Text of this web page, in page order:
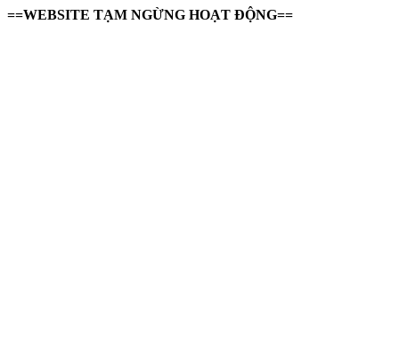
==WEBSITE TẠM NGỪNG HOẠT ĐỘNG==